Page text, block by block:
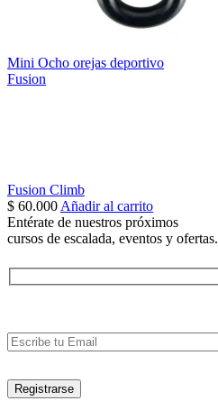
Mini Ocho orejas deportivo
Fusion
Fusion Climb
$ 60.000 Añadir al carrito
Entérate de nuestros próximos
cursos de escalada, eventos y ofertas.